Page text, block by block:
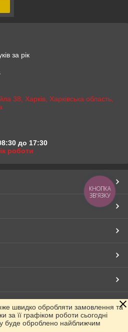
за рік
38, Харків, Харківська область,
до 17:30
роботи
Prom.ua
швидко обробляти замовлення та
за її графіком роботи сьогодні
буде оброблено найближчим
КНОПКА
ЗВ'ЯЗКУ